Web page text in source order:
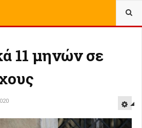
11 μηνών σε